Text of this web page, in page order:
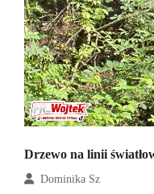
Drzewo na linii
Dominika Sz